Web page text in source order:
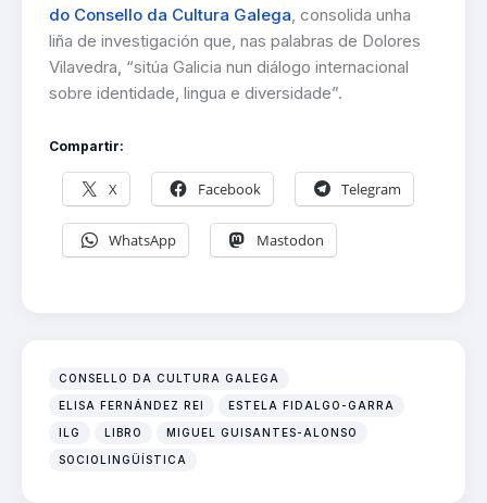
do Consello da Cultura Galega , consolida unha
liña de investigación que, nas palabras de Dolores
Vilavedra, “sitúa Galicia nun diálogo internacional
sobre identidade, lingua e diversidade”.
Compartir:
X Facebook Telegram
WhatsApp Mastodon
CONSELLO DA CULTURA GALEGA
ELISA FERNÁNDEZ REI ESTELA FIDALGO-GARRA
ILG LIBRO MIGUEL GUISANTES-ALONSO
SOCIOLINGÜÍSTICA